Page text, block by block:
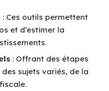
: Ces outils permettent
et d’estimer la
: Offrant des étapes
sujets variés, de la